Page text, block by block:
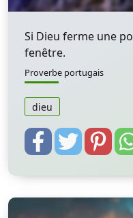
Si Dieu ferme une
fenêtre.
Proverbe portugais
dieu